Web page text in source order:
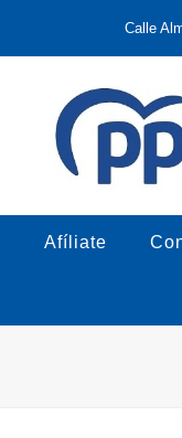
Calle
Afíliate